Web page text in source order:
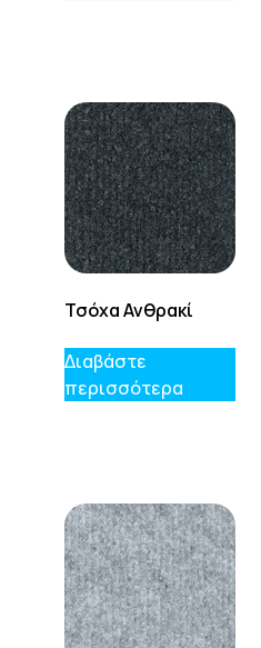
Τσόχα Ανθρακί
Διαβάστε
περισσότερα